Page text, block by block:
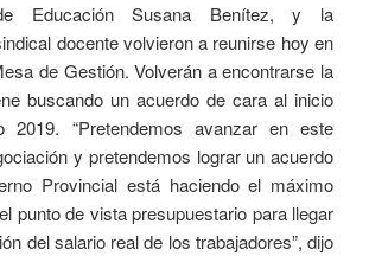
Educación Susana Benítez, y la
docente volvieron a reunirse hoy en
de Gestión. Volverán a encontrarse la
buscando un acuerdo de cara al inicio
2019. “Pretendemos avanzar en este
y pretendemos lograr un acuerdo
Provincial está haciendo el máximo
punto de vista presupuestario para llegar
del salario real de los trabajadores”, dijo